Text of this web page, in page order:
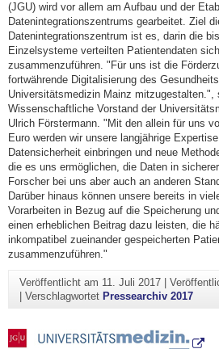
(JGU) wird vor allem am Aufbau und der
Datenintegrationszentrums gearbeitet. Ziel
Datenintegrationszentrum ist es, darin die
Einzelsysteme verteilten Patientendaten
zusammenzuführen. "Für uns ist die
fortwährende Digitalisierung des
Universitätsmedizin Mainz mitzugestalten.",
Wissenschaftliche Vorstand der
Ulrich Förstermann. "Mit den allein für uns
Euro werden wir unsere langjährige
Datensicherheit einbringen und neue
die es uns ermöglichen, die Daten in
Forscher bei uns aber auch an anderen
Darüber hinaus können unsere bereits in
Vorarbeiten in Bezug auf die Speicherung
einen erheblichen Beitrag dazu leisten, die
inkompatibel zueinander gespeicherten
zusammenzuführen."
Veröffentlicht am 11. Juli 2017|
Verschlagwortet Pressearchiv 2017